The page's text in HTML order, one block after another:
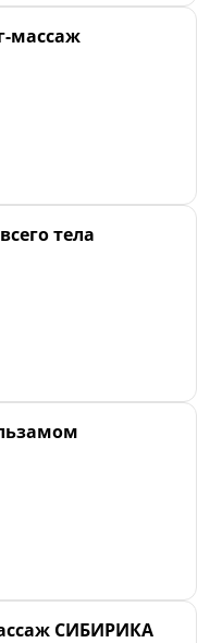
массаж
тела
СИБИРИКА